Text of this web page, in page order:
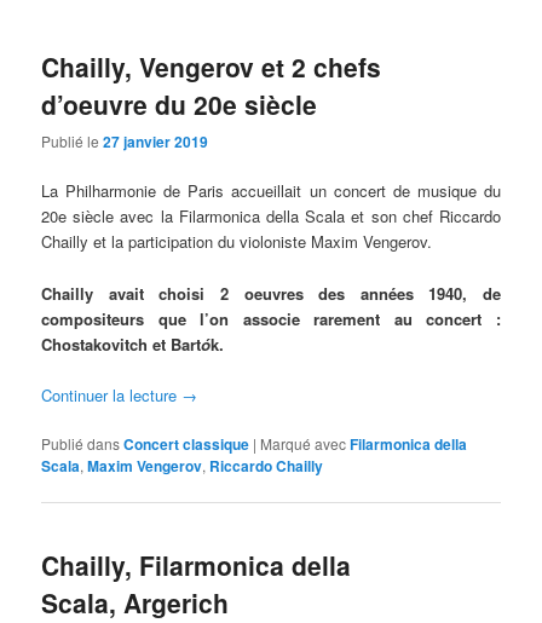
Chailly, Vengerov et 2 chefs
d’oeuvre du 20e siècle
Publié le27 janvier 2019
La Philharmonie de Paris accueillait un concert de musique du
20e siècle avec la Filarmonica della Scala et son chef Riccardo
Chailly et la participation du violoniste Maxim Vengerov.
Chailly avait choisi 2 oeuvres des années 1940, de
compositeurs que l’on associe rarement au concert :
Chostakovitch et Bartók.
Continuer la lecture →
Publié dansConcert classique | Marqué avecFilarmonica della
Scala,Maxim Vengerov, Riccardo Chailly
Chailly, Filarmonica della
Scala, Argerich